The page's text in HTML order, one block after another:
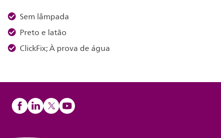
Sem lâmpada
Preto e latão
ClickFix; À prova de água